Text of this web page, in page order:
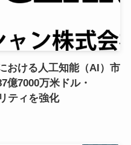
おける人工知能（AI）市
億7000万米ドル・
ティを強化